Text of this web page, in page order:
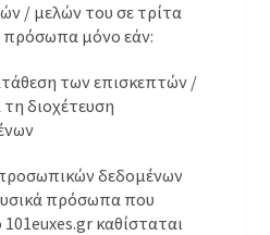
/ μελών του σε τρίτα
πρόσωπα μόνο εάν:
των επισκεπτών /
διοχέτευση
δεδομένων
πρόσωπα που
καθίσταται